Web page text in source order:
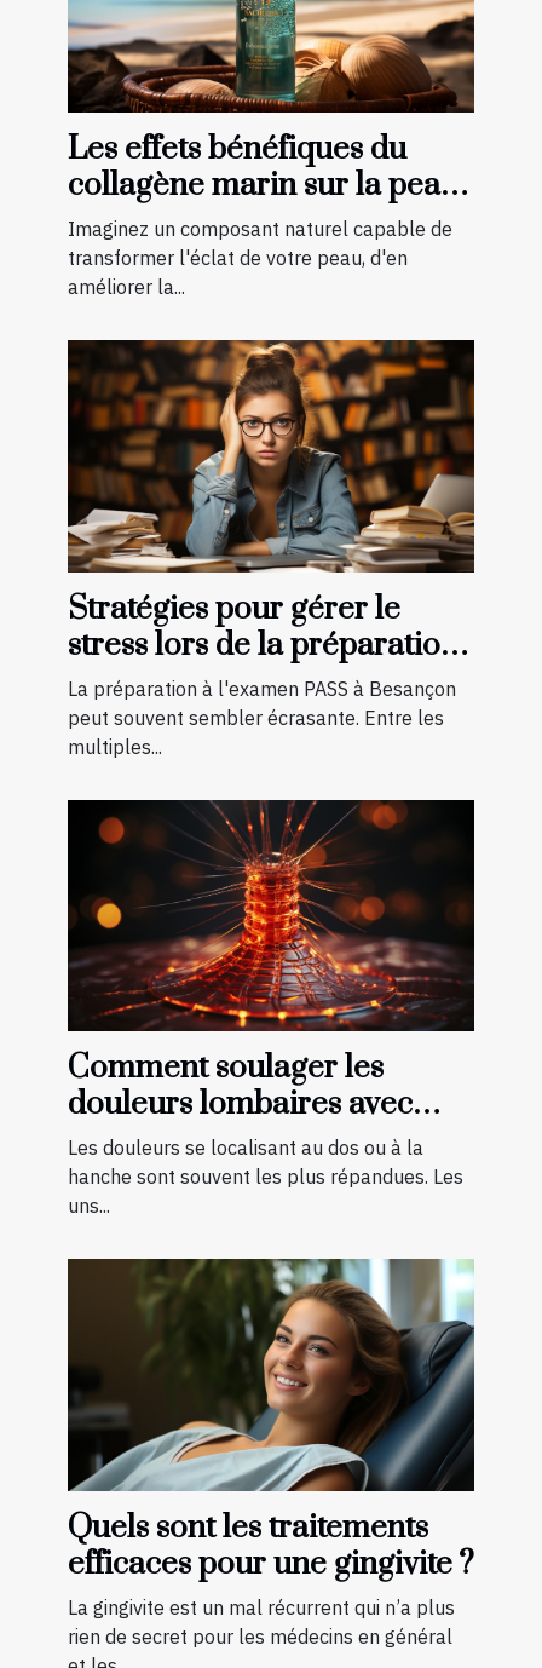
Les effets bénéfiques du
collagène marin sur la peau :
une transformation à
découvrir
Imaginez un composant naturel capable de
transformer l'éclat de votre peau, d'en
améliorer la...
Stratégies pour gérer le
stress lors de la préparation
à l'examen PASS à Besançon
La préparation à l'examen PASS à Besançon
peut souvent sembler écrasante. Entre les
multiples...
Comment soulager les
douleurs lombaires avec
quelques exercices ?
Les douleurs se localisant au dos ou à la
hanche sont souvent les plus répandues. Les
uns...
Quels sont les traitements
efficaces pour une gingivite ?
La gingivite est un mal récurrent qui n’a plus
rien de secret pour les médecins en général